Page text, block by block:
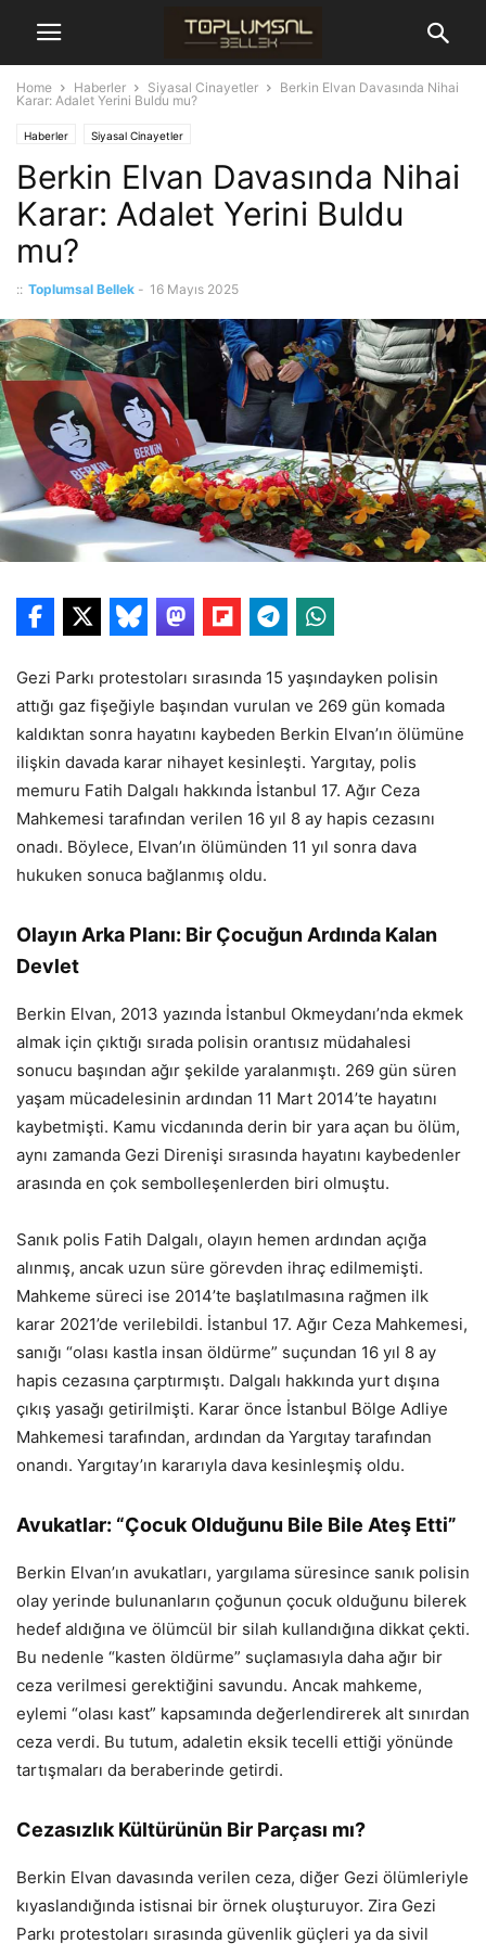
Home Haberler Siyasal Cinayetler
Berkin Elvan Davasında Nihai
Karar: Adalet Yerini Buldu mu?
Haberler Siyasal Cinayetler
Berkin Elvan Davasında Nihai
Karar: Adalet Yerini Buldu
mu?
:: Toplumsal Bellek - 16 Mayıs 2025
Gezi Parkı protestoları sırasında 15 yaşındayken polisin
attığı gaz fişeğiyle başından vurulan ve 269 gün komada
kaldıktan sonra hayatını kaybeden Berkin Elvan’ın ölümüne
ilişkin davada karar nihayet kesinleşti. Yargıtay, polis
memuru Fatih Dalgalı hakkında İstanbul 17. Ağır Ceza
Mahkemesi tarafından verilen 16 yıl 8 ay hapis cezasını
onadı. Böylece, Elvan’ın ölümünden 11 yıl sonra dava
hukuken sonuca bağlanmış oldu.
Olayın Arka Planı: Bir Çocuğun Ardında Kalan
Devlet
Berkin Elvan, 2013 yazında İstanbul Okmeydanı’nda ekmek
almak için çıktığı sırada polisin orantısız müdahalesi
sonucu başından ağır şekilde yaralanmıştı. 269 gün süren
yaşam mücadelesinin ardından 11 Mart 2014’te hayatını
kaybetmişti. Kamu vicdanında derin bir yara açan bu ölüm,
aynı zamanda Gezi Direnişi sırasında hayatını kaybedenler
arasında en çok sembolleşenlerden biri olmuştu.
Sanık polis Fatih Dalgalı, olayın hemen ardından açığa
alınmış, ancak uzun süre görevden ihraç edilmemişti.
Mahkeme süreci ise 2014’te başlatılmasına rağmen ilk
karar 2021’de verilebildi. İstanbul 17. Ağır Ceza Mahkemesi,
sanığı “olası kastla insan öldürme” suçundan 16 yıl 8 ay
hapis cezasına çarptırmıştı. Dalgalı hakkında yurt dışına
çıkış yasağı getirilmişti. Karar önce İstanbul Bölge Adliye
Mahkemesi tarafından, ardından da Yargıtay tarafından
onandı. Yargıtay’ın kararıyla dava kesinleşmiş oldu.
Avukatlar: “Çocuk Olduğunu Bile Bile Ateş Etti”
Berkin Elvan’ın avukatları, yargılama süresince sanık polisin
olay yerinde bulunanların çoğunun çocuk olduğunu bilerek
hedef aldığına ve ölümcül bir silah kullandığına dikkat çekti.
Bu nedenle “kasten öldürme” suçlamasıyla daha ağır bir
ceza verilmesi gerektiğini savundu. Ancak mahkeme,
eylemi “olası kast” kapsamında değerlendirerek alt sınırdan
ceza verdi. Bu tutum, adaletin eksik tecelli ettiği yönünde
tartışmaları da beraberinde getirdi.
Cezasızlık Kültürünün Bir Parçası mı?
Berkin Elvan davasında verilen ceza, diğer Gezi ölümleriyle
kıyaslandığında istisnai bir örnek oluşturuyor. Zira Gezi
Parkı protestoları sırasında güvenlik güçleri ya da sivil